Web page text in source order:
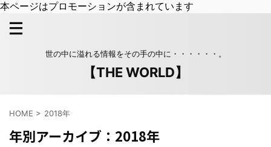
本ページはプロモーションが含まれています
世の中に溢れる情報をその手の中に・・・・・・。
【THE WORLD】
HOME > 2018年
年別アーカイブ：2018年